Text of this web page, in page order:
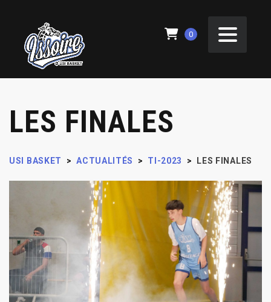
0
LES FINALES
USI BASKET > ACTUALITÉS > TI-2023 > LES FINALES